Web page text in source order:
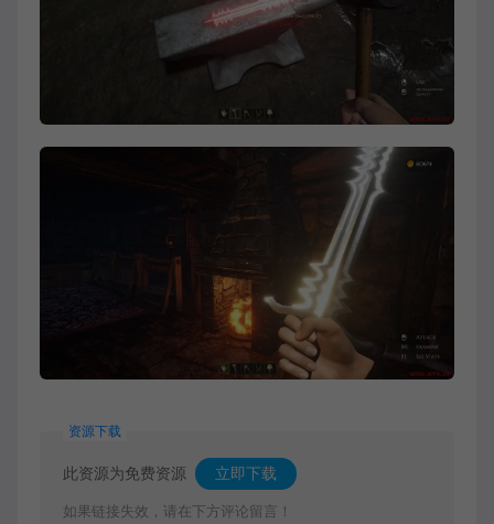
资源下载
此资源为免费资源 立即下载
如果链接失效，请在下方评论留言！